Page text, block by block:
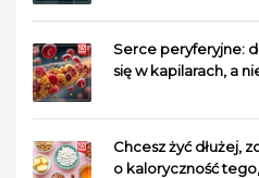
Serce peryferyjne:
się w kapilarach, a
Chcesz żyć dłużej,
o kaloryczność